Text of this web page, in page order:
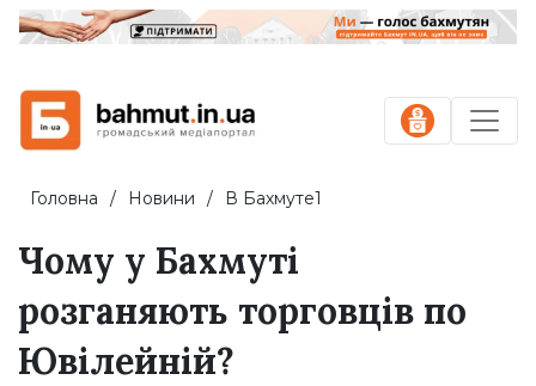
Головна Новини В Бахмуте1
Чому у Бахмуті
розганяють торговців по
Ювілейній?